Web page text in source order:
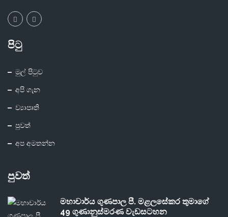
පිටු
මුල් පිටුව
අපි ගැන
ව්‍යාපෘති
පුවත්
අප අමතන්න
පුවත්
මහාචාර්ය ගුණපාල පී. මළලසේකර තුමාගේ
49 ගුණානුස්මරණ වැඩසටහන